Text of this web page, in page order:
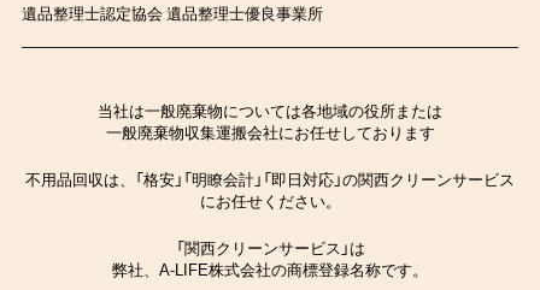
遺品整理士認定協会 遺品整理士優良事業所
当社は一般廃棄物については各地域の役所または
一般廃棄物収集運搬会社にお任せしております
不用品回収は、「格安」「明瞭会計」「即日対応」の関西クリーンサービス
にお任せください。
「関西クリーンサービス」は
弊社、A-LIFE株式会社の商標登録名称です。